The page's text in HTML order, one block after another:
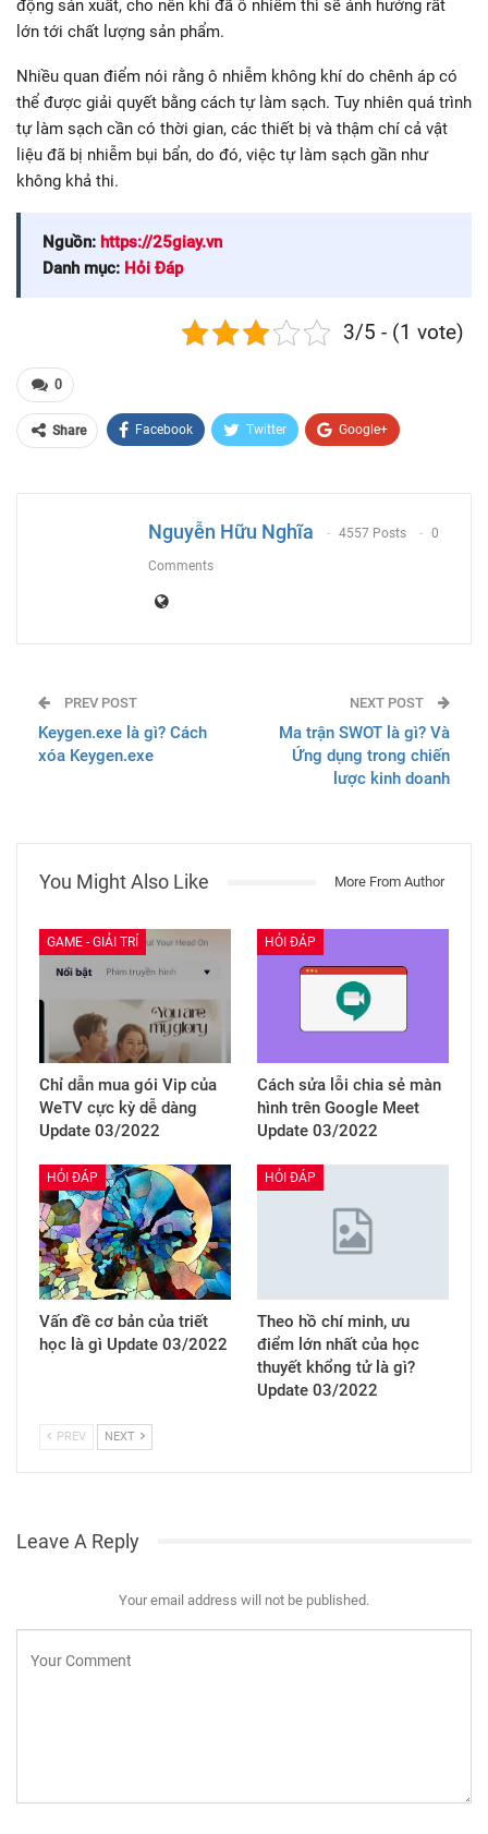
động sản xuất, cho nên khi đã ô nhiễm thì sẽ ảnh hưởng rất
lớn tới chất lượng sản phẩm.
Nhiều quan điểm nói rằng ô nhiễm không khí do chênh áp có
thể được giải quyết bằng cách tự làm sạch. Tuy nhiên quá trình
tự làm sạch cần có thời gian, các thiết bị và thậm chí cả vật
liệu đã bị nhiễm bụi bẩn, do đó, việc tự làm sạch gần như
không khả thi.
Nguồn: https://25giay.vn
Danh mục: Hỏi Đáp
3/5 - (1 vote)
0
Share Facebook Twitter Google+
Nguyễn Hữu Nghĩa 4557 Posts 0
Comments
PREV POST
Keygen.exe là gì? Cách
xóa Keygen.exe
NEXT POST
Ma trận SWOT là gì? Và
Ứng dụng trong chiến
lược kinh doanh
You Might Also Like More From Author
GAME - GIẢI TRÍ
Chỉ dẫn mua gói Vip của
WeTV cực kỳ dễ dàng
Update 03/2022
HỎI ĐÁP
Cách sửa lỗi chia sẻ màn
hình trên Google Meet
Update 03/2022
HỎI ĐÁP
Vấn đề cơ bản của triết
học là gì Update 03/2022
HỎI ĐÁP
Theo hồ chí minh, ưu
điểm lớn nhất của học
thuyết khổng tử là gì?
Update 03/2022
PREV NEXT
Leave A Reply
Your email address will not be published.